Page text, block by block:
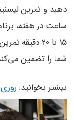
دهید و تمرین
ساعت در هفته،
15 تا 20
شما را تضمین
بیشتر بخوانید: